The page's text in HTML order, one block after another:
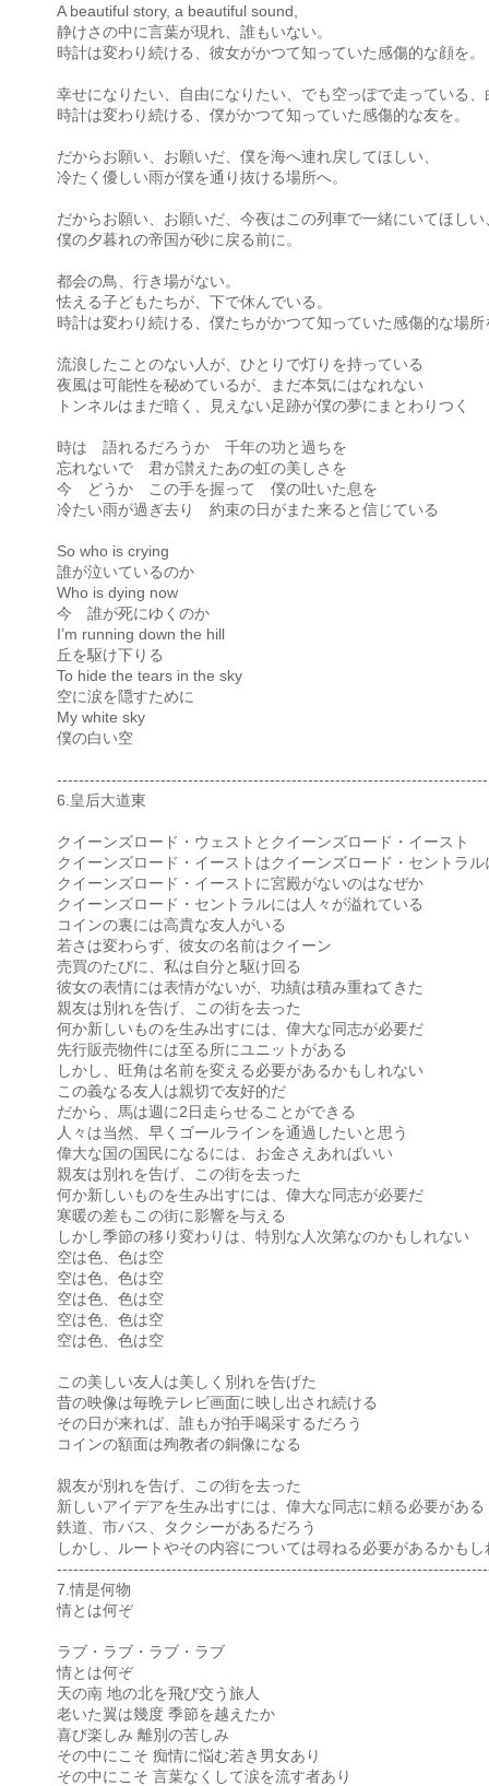
A beautiful story, a beautiful sound,
静けさの中に言葉が現れ、誰もいない。
時計は変わり続ける、彼女がかつて知っていた感傷的な顔を。
幸せになりたい、自由になりたい、でも空っぽで走っている
時計は変わり続ける、僕がかつて知っていた感傷的な友を。
だからお願い、お願いだ、僕を海へ連れ戻してほしい、
冷たく優しい雨が僕を通り抜ける場所へ。
だからお願い、お願いだ、今夜はこの列車で一緒にいてほしい
僕の夕暮れの帝国が砂に戻る前に。
都会の鳥、行き場がない。
怯える子どもたちが、下で休んでいる。
時計は変わり続ける、僕たちがかつて知っていた感傷的な場所
流浪したことのない人が、ひとりで灯りを持っている
夜風は可能性を秘めているが、まだ本気にはなれない
トンネルはまだ暗く、見えない足跡が僕の夢にまとわりつく
時は 語れるだろうか 千年の功と過ちを
忘れないで 君が讃えたあの虹の美しさを
今 どうか この手を握って 僕の吐いた息を
冷たい雨が過ぎ去り 約束の日がまた来ると信じている
So who is crying
誰が泣いているのか
Who is dying now
今 誰が死にゆくのか
I’m running down the hill
丘を駆け下りる
To hide the tears in the sky
空に涙を隠すために
My white sky
僕の白い空
-------------------------------------------------------------------------------
6.皇后大道東
クイーンズロード・ウェストとクイーンズロード・イースト
クイーンズロード・イーストはクイーンズロード・セントラル
クイーンズロード・イーストに宮殿がないのはなぜか
クイーンズロード・セントラルには人々が溢れている
コインの裏には高貴な友人がいる
若さは変わらず、彼女の名前はクイーン
売買のたびに、私は自分と駆け回る
彼女の表情には表情がないが、功績は積み重ねてきた
親友は別れを告げ、この街を去った
何か新しいものを生み出すには、偉大な同志が必要だ
先行販売物件には至る所にユニットがある
しかし、旺角は名前を変える必要があるかもしれない
この義なる友人は親切で友好的だ
だから、馬は週に2日走らせることができる
人々は当然、早くゴールラインを通過したいと思う
偉大な国の国民になるには、お金さえあればいい
親友は別れを告げ、この街を去った
何か新しいものを生み出すには、偉大な同志が必要だ
寒暖の差もこの街に影響を与える
しかし季節の移り変わりは、特別な人次第なのかもしれない
空は色、色は空
空は色、色は空
空は色、色は空
空は色、色は空
空は色、色は空
この美しい友人は美しく別れを告げた
昔の映像は毎晩テレビ画面に映し出され続ける
その日が来れば、誰もが拍手喝采するだろう
コインの額面は殉教者の銅像になる
親友が別れを告げ、この街を去った
新しいアイデアを生み出すには、偉大な同志に頼る必要がある
鉄道、市バス、タクシーがあるだろう
しかし、ルートやその内容については尋ねる必要があるかもし
7.情是何物
情とは何ぞ
ラブ・ラブ・ラブ・ラブ
情とは何ぞ
天の南 地の北を飛び交う旅人
老いた翼は幾度 季節を越えたか
喜び楽しみ 離別の苦しみ
その中にこそ 痴情に悩む若き男女あり
その中にこそ 言葉なくして涙を流す者あり